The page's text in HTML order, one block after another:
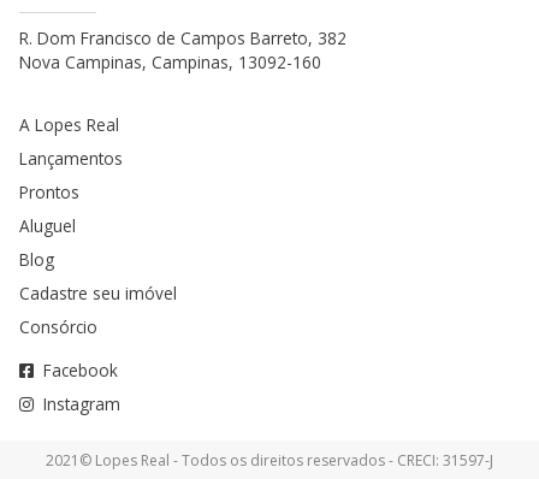
R. Dom Francisco de Campos Barreto, 382
Nova Campinas, Campinas, 13092-160
A Lopes Real
Lançamentos
Prontos
Aluguel
Blog
Cadastre seu imóvel
Consórcio
Facebook
Instagram
2021© Lopes Real - Todos os direitos reservados - CRECI: 31597-J